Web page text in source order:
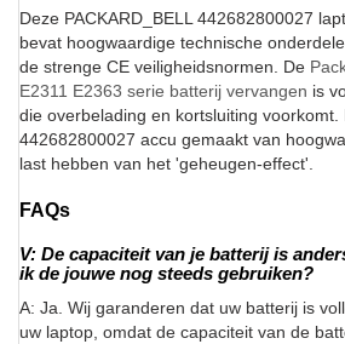
Deze PACKARD_BELL 442682800027
bevat hoogwaardige technische
de strenge CE veiligheidsnormen. De
E2311 E2363 serie batterij vervangen is
die overbelading en kortsluiting
442682800027 accu gemaakt van
last hebben van het 'geheugen-effect'.
FAQs
V: De capaciteit van je batterij is
ik de jouwe nog steeds gebruiken?
A: Ja. Wij garanderen dat uw batterij is
uw laptop, omdat de capaciteit van de